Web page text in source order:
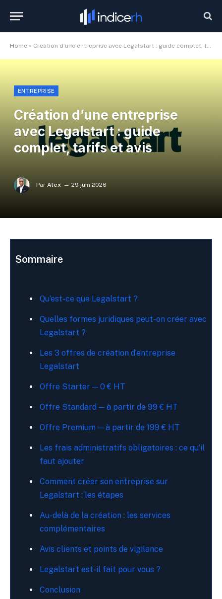
Home » Création d’une entreprise avec Legalstart : guide complet, tarifs et avis
ENTREPRISE
Création d’une entreprise
avec Legalstart : guide
complet, tarifs et avis
Par Alex 29 juin 2026
Sommaire
Qu’est-ce que Legalstart ?
Quelles formes juridiques peut-on créer avec
Legalstart ?
Les 3 offres de création d’entreprise
Legalstart
Offre Starter — 0 € HT
Offre Standard — à partir de 99 € HT
Offre Premium — à partir de 199 € HT
Les frais administratifs obligatoires : ce qu’il
faut ajouter
Comment créer son entreprise sur
Legalstart : les étapes
Au-delà de la création : les services
complémentaires
Avis clients et points de vigilance
Legalstart est-il fait pour vous ?
Conclusion